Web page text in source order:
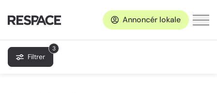
Annoncér lokale
3
Filtrer